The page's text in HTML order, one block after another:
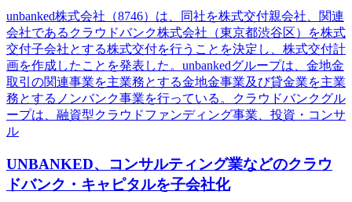
unbanked株式会社（8746）は、同社を株式交付親会社、関連
会社であるクラウドバンク株式会社（東京都渋谷区）を株式
交付子会社とする株式交付を行うことを決定し、株式交付計
画を作成したことを発表した。unbankedグループは、金地金
取引の関連事業を主業務とする金地金事業及び貸金業を主業
務とするノンバンク事業を行っている。クラウドバンクグル
ープは、融資型クラウドファンディング事業、投資・コンサ
ル
UNBANKED、コンサルティング業などのクラウ
ドバンク・キャピタルを子会社化